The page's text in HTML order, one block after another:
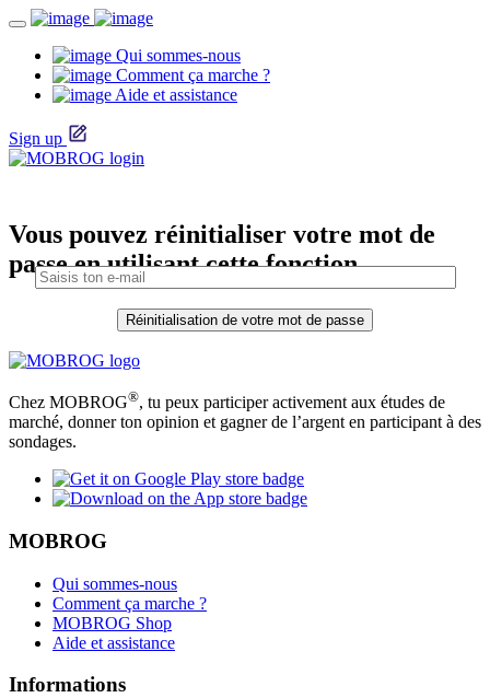
Qui sommes-nous
Comment ça marche ?
Aide et assistance
Sign up
Vous pouvez réinitialiser votre mot de
passe en utilisant cette fonction.
Chez MOBROG®, tu peux participer activement aux études de
marché, donner ton opinion et gagner de l’argent en participant à des
sondages.
MOBROG
Qui sommes-nous
Comment ça marche ?
MOBROG Shop
Aide et assistance
Informations